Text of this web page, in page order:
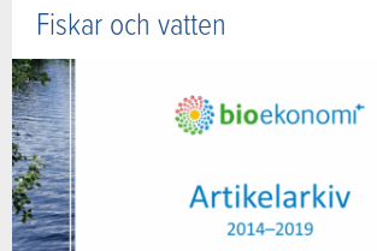
Fiskar och vatten